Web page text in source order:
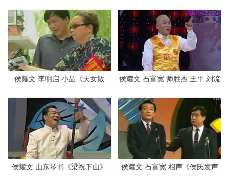
侯耀文 李明启 小品《天女散
侯耀文 石富宽 师胜杰 王平 刘流
侯耀文 山东琴书《梁祝下山》
侯耀文 石富宽 相声《侯氏发声